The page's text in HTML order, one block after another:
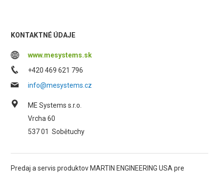
KONTAKTNÉ ÚDAJE
www.mesystems.sk
+420 469 621 796
info@mesystems.cz
ME Systems s.r.o.
Vrcha 60
537 01 Sobětuchy
Predaj a servis produktov MARTIN ENGINEERING USA pre